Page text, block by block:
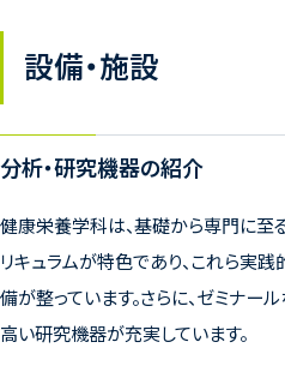
設備・施設
分析・研究機器の紹介
健康栄養学科は、基礎から専門に至
リキュラムが特色であり、これら実
備が整っています。さらに、ゼミナ
高い研究機器が充実しています。